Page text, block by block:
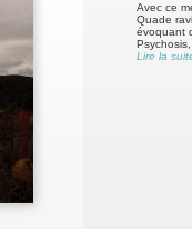
Avec ce
Quade
évoquant
Lire la